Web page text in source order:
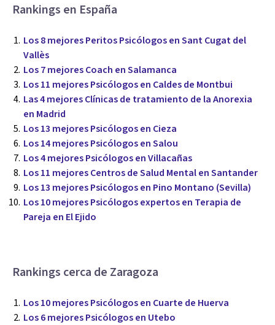
Rankings en España
Los 8 mejores Peritos Psicólogos en Sant Cugat del
Vallès
Los 7 mejores Coach en Salamanca
Los 11 mejores Psicólogos en Caldes de Montbui
Las 4 mejores Clínicas de tratamiento de la Anorexia
en Madrid
Los 13 mejores Psicólogos en Cieza
Los 14 mejores Psicólogos en Salou
Los 4 mejores Psicólogos en Villacañas
Los 11 mejores Centros de Salud Mental en Santander
Los 13 mejores Psicólogos en Pino Montano (Sevilla)
Los 10 mejores Psicólogos expertos en Terapia de
Pareja en El Ejido
Rankings cerca de Zaragoza
Los 10 mejores Psicólogos en Cuarte de Huerva
Los 6 mejores Psicólogos en Utebo